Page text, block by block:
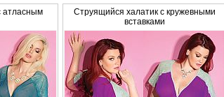
атласным
Струящийся халатик с кружевными
вставками